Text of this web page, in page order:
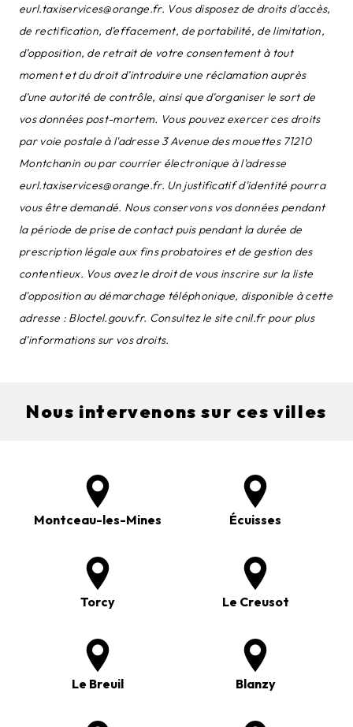
eurl.taxiservices@orange.fr. Vous disposez de droits d’accès,
de rectification, d’effacement, de portabilité, de limitation,
d’opposition, de retrait de votre consentement à tout
moment et du droit d’introduire une réclamation auprès
d’une autorité de contrôle, ainsi que d’organiser le sort de
vos données post-mortem. Vous pouvez exercer ces droits
par voie postale à l'adresse 3 Avenue des mouettes 71210
Montchanin ou par courrier électronique à l'adresse
eurl.taxiservices@orange.fr. Un justificatif d'identité pourra
vous être demandé. Nous conservons vos données pendant
la période de prise de contact puis pendant la durée de
prescription légale aux fins probatoires et de gestion des
contentieux. Vous avez le droit de vous inscrire sur la liste
d'opposition au démarchage téléphonique, disponible à cette
adresse : Bloctel.gouv.fr. Consultez le site cnil.fr pour plus
d’informations sur vos droits.
Nous intervenons sur ces villes
Montceau-les-Mines Écuisses
Torcy Le Creusot
Le Breuil Blanzy